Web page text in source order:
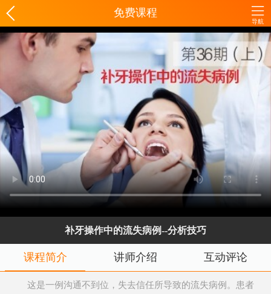
免费课程
导航
补牙操作中的流失病例--分析技巧
课程简介 讲师介绍 互动评论
这是一例沟通不到位，失去信任所导致的流失病例。患者